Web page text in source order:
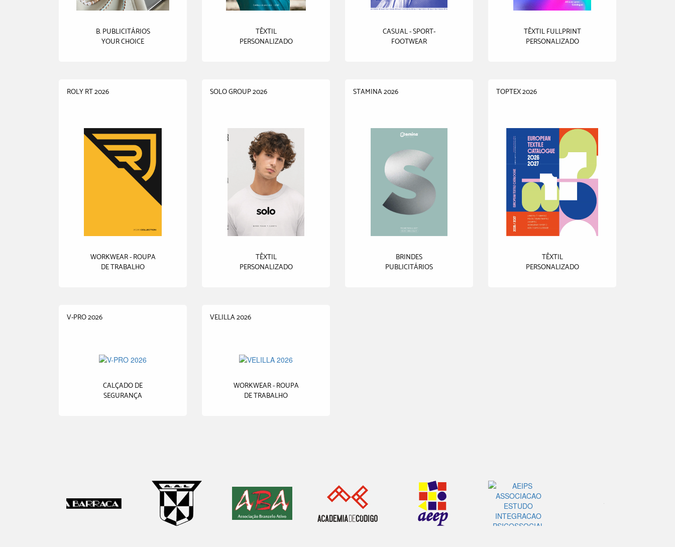
B. PUBLICITÁRIOS
YOUR CHOICE
TÊXTIL
PERSONALIZADO
CASUAL - SPORT-
FOOTWEAR
TÊXTIL FULLPRINT
PERSONALIZADO
ROLY RT 2026
WORKWEAR - ROUPA
DE TRABALHO
SOLO GROUP 2026
TÊXTIL
PERSONALIZADO
STAMINA 2026
BRINDES
PUBLICITÁRIOS
TOPTEX 2026
TÊXTIL
PERSONALIZADO
V-PRO 2026
CALÇADO DE
SEGURANÇA
VELILLA 2026
WORKWEAR - ROUPA
DE TRABALHO